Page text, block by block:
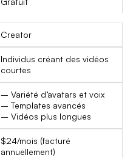
Creator
Individus créant des vidéos
courtes
– Variété d’avatars et voix
– Templates avancés
– Vidéos plus longues
$24/mois (facturé
annuellement)